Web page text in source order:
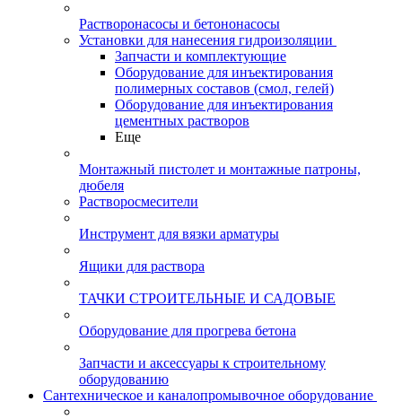
Растворонасосы и бетононасосы
Установки для нанесения гидроизоляции
Запчасти и комплектующие
Оборудование для инъектирования
полимерных составов (смол, гелей)
Оборудование для инъектирования
цементных растворов
Еще
Монтажный пистолет и монтажные патроны,
дюбеля
Растворосмесители
Инструмент для вязки арматуры
Ящики для раствора
ТАЧКИ СТРОИТЕЛЬНЫЕ И САДОВЫЕ
Оборудование для прогрева бетона
Запчасти и аксессуары к строительному
оборудованию
Сантехническое и каналопромывочное оборудование